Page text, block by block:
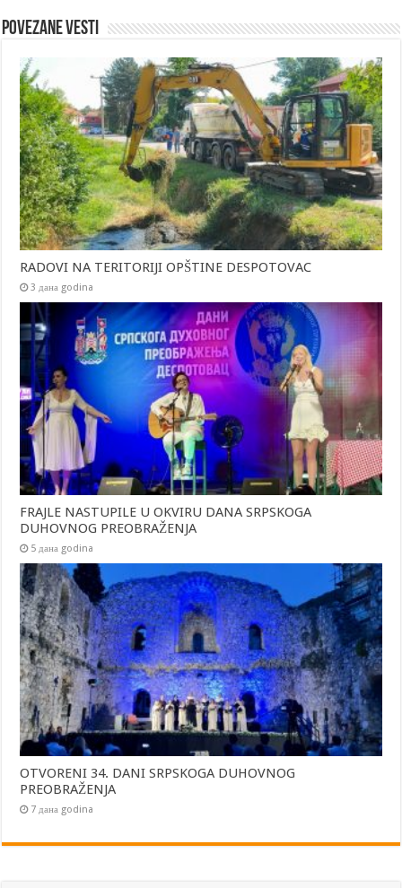
Povezane vesti
RADOVI NA TERITORIJI OPŠTINE DESPOTOVAC
3 дана godina
FRAJLE NASTUPILE U OKVIRU DANA SRPSKOGA
DUHOVNOG PREOBRAŽENJA
5 дана godina
OTVORENI 34. DANI SRPSKOGA DUHOVNOG
PREOBRAŽENJA
7 дана godina